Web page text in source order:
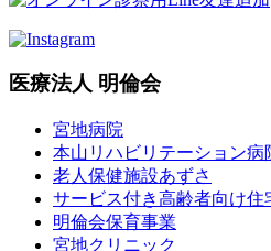
医療法人 明倫会
宮地病院
本山リハビリテーション病
老人保健施設あずさ
サービス付き高齢者向け住
明倫会保育事業
宮地クリニック